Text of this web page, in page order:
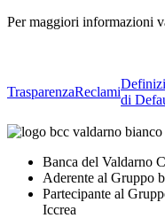
Per maggiori informazioni
TrasparenzaReclami
di
Banca del Valdarno
Aderente al Gruppo
Partecipante al
Iccrea